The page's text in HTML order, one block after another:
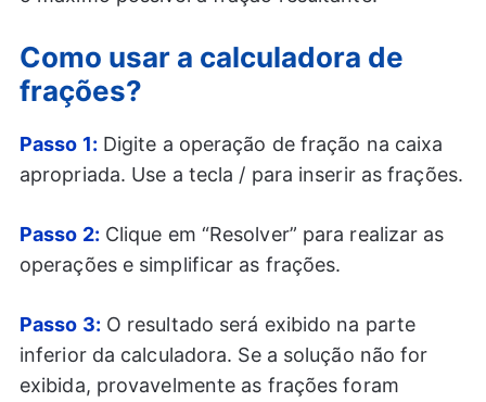
Como usar a calculadora de
frações?
Passo 1: Digite a operação de fração na caixa
apropriada. Use a tecla / para inserir as frações.
Passo 2: Clique em “Resolver” para realizar as
operações e simplificar as frações.
Passo 3: O resultado será exibido na parte
inferior da calculadora. Se a solução não for
exibida, provavelmente as frações foram